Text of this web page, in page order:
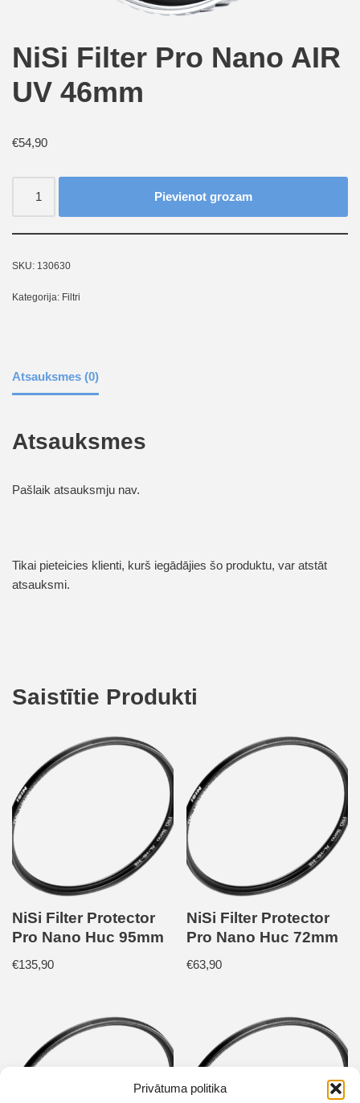
Privātuma politika
NiSi Filter Pro Nano AIR
UV 46mm
€54,90
Pievienot grozam
SKU: 130630
Kategorija: Filtri
Atsauksmes (0)
Atsauksmes
Pašlaik atsauksmju nav.
Tikai pieteicies klienti, kurš iegādājies šo produktu, var atstāt
atsauksmi.
Saistītie Produkti
NiSi Filter Protector
Pro Nano Huc 95mm
€135,90
NiSi Filter Protector
Pro Nano Huc 72mm
€63,90